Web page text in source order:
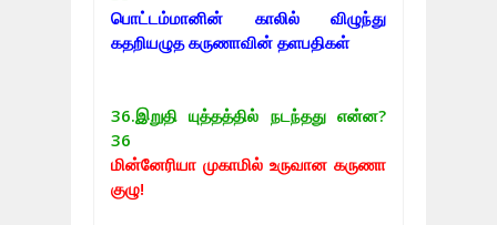
பொட்டம்மானின் காலில் விழுந்து
கதறியழுத கருணாவின் தளபதிகள்
36.இறுதி யுத்தத்தில் நடந்தது என்ன?
36
மின்னேரியா முகாமில் உருவான கருணா
குழு!